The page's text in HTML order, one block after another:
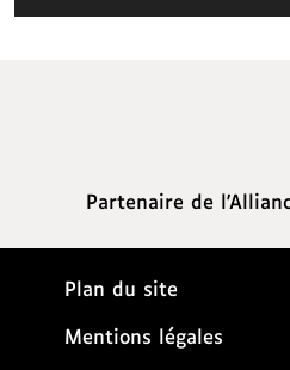
Partenaire de
Plan du site
Mentions légales